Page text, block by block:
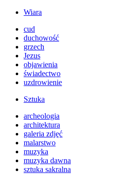
Wiara
cud
duchowość
grzech
Jezus
objawienia
świadectwo
uzdrowienie
Sztuka
archeologia
architektura
galeria zdjęć
malarstwo
muzyka
muzyka dawna
sztuka sakralna